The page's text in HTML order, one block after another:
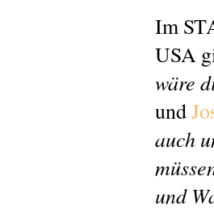
Im
USA
wäre
und
auch
und